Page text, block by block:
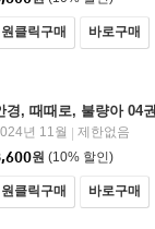
원클릭구매 바로구매
경, 때때로, 불량아 04
년 11월 | 제한없음
원 (10% 할인)
원클릭구매 바로구매